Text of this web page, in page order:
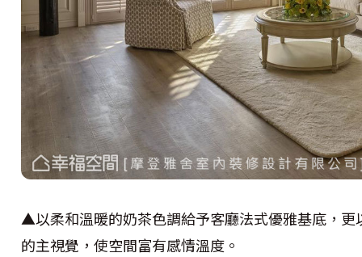
▲以柔和溫暖的奶茶色調給予客廳法式優雅基底，
的主視覺，使空間富有感情溫度。